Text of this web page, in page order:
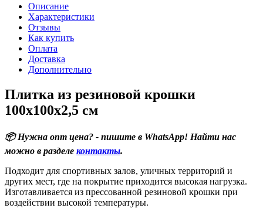
Описание
Характеристики
Отзывы
Как купить
Оплата
Доставка
Дополнительно
Плитка из резиновой крошки
100х100х2,5 см
📦 Нужна опт цена? - пишите в WhatsApp! Найти нас
можно в разделе контакты.
Подходит для спортивных залов, уличных территорий и
других мест, где на покрытие приходится высокая нагрузка.
Изготавливается из прессованной резиновой крошки при
воздействии высокой температуры.